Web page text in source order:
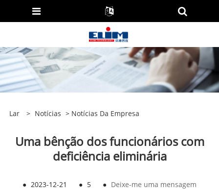
Lar > Notícias > Notícias Da Empresa
Uma bênção dos funcionários com
deficiência eliminária
● 2023-12-21 ● 5 ● Deixe-me uma mensagem